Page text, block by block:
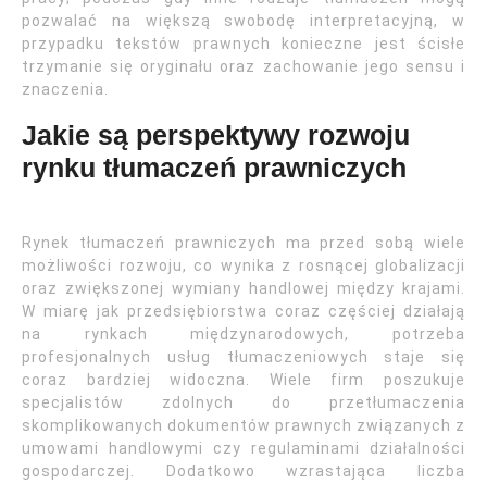
pozwalać na większą swobodę interpretacyjną, w
przypadku tekstów prawnych konieczne jest ścisłe
trzymanie się oryginału oraz zachowanie jego sensu i
znaczenia.
Jakie są perspektywy rozwoju
rynku tłumaczeń prawniczych
Rynek tłumaczeń prawniczych ma przed sobą wiele
możliwości rozwoju, co wynika z rosnącej globalizacji
oraz zwiększonej wymiany handlowej między krajami.
W miarę jak przedsiębiorstwa coraz częściej działają
na rynkach międzynarodowych, potrzeba
profesjonalnych usług tłumaczeniowych staje się
coraz bardziej widoczna. Wiele firm poszukuje
specjalistów zdolnych do przetłumaczenia
skomplikowanych dokumentów prawnych związanych z
umowami handlowymi czy regulaminami działalności
gospodarczej. Dodatkowo wzrastająca liczba